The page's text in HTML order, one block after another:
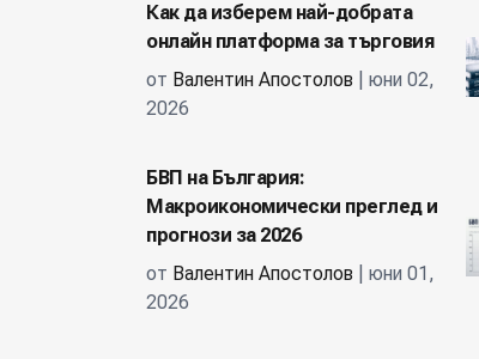
Как да изберем най-добрата
онлайн платформа за търговия
от Валентин Апостолов | юни 02,
2026
БВП на България:
Макроикономически преглед и
прогнози за 2026
от Валентин Апостолов | юни 01,
2026